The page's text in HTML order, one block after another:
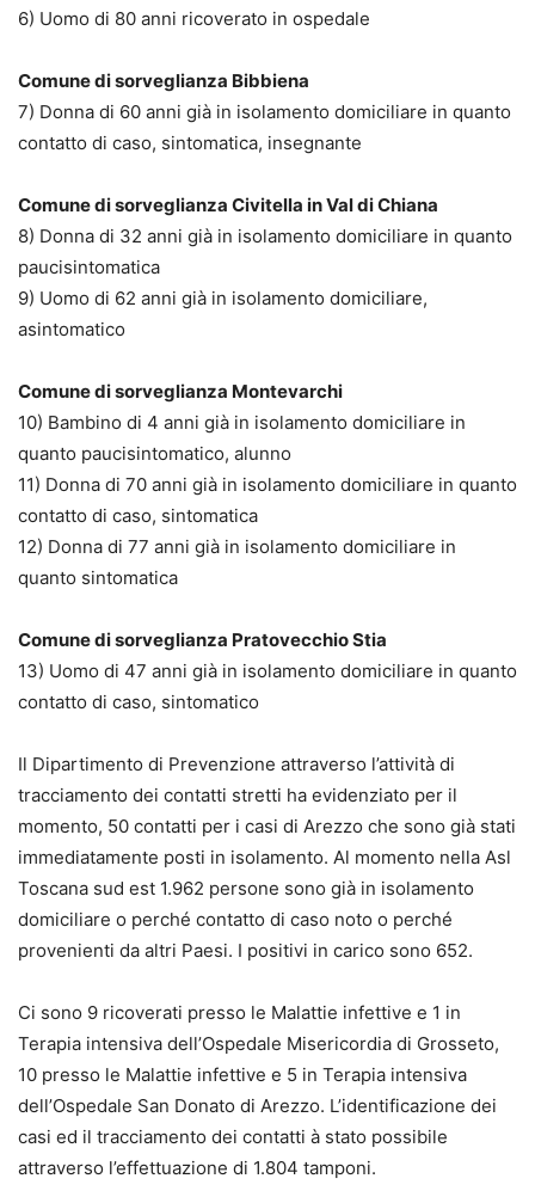
6) Uomo di 80 anni ricoverato in ospedale
Comune di sorveglianza Bibbiena
7) Donna di 60 anni già in isolamento domiciliare in quanto
contatto di caso, sintomatica, insegnante
Comune di sorveglianza Civitella in Val di Chiana
8) Donna di 32 anni già in isolamento domiciliare in quanto
paucisintomatica
9) Uomo di 62 anni già in isolamento domiciliare,
asintomatico
Comune di sorveglianza Montevarchi
10) Bambino di 4 anni già in isolamento domiciliare in
quanto paucisintomatico, alunno
11) Donna di 70 anni già in isolamento domiciliare in quanto
contatto di caso, sintomatica
12) Donna di 77 anni già in isolamento domiciliare in
quanto sintomatica
Comune di sorveglianza Pratovecchio Stia
13) Uomo di 47 anni già in isolamento domiciliare in quanto
contatto di caso, sintomatico
Il Dipartimento di Prevenzione attraverso l’attività di
tracciamento dei contatti stretti ha evidenziato per il
momento, 50 contatti per i casi di Arezzo che sono già stati
immediatamente posti in isolamento. Al momento nella Asl
Toscana sud est 1.962 persone sono già in isolamento
domiciliare o perché contatto di caso noto o perché
provenienti da altri Paesi. I positivi in carico sono 652.
Ci sono 9 ricoverati presso le Malattie infettive e 1 in
Terapia intensiva dell’Ospedale Misericordia di Grosseto,
10 presso le Malattie infettive e 5 in Terapia intensiva
dell’Ospedale San Donato di Arezzo. L’identificazione dei
casi ed il tracciamento dei contatti à stato possibile
attraverso l’effettuazione di 1.804 tamponi.